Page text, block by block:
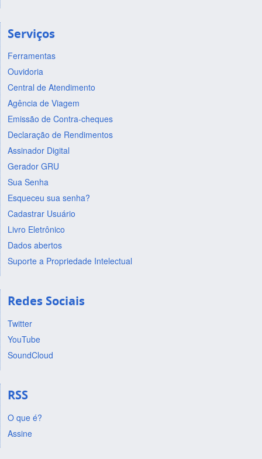
Serviços
Ferramentas
Ouvidoria
Central de Atendimento
Agência de Viagem
Emissão de Contra-cheques
Declaração de Rendimentos
Assinador Digital
Gerador GRU
Sua Senha
Esqueceu sua senha?
Cadastrar Usuário
Livro Eletrônico
Dados abertos
Suporte a Propriedade Intelectual
Redes Sociais
Twitter
YouTube
SoundCloud
RSS
O que é?
Assine